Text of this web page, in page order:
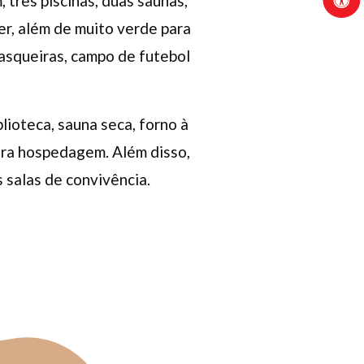
além de muito verde para
campo de futebol
sauna seca, forno à
hospedagem. Além disso,
salas de convivência.